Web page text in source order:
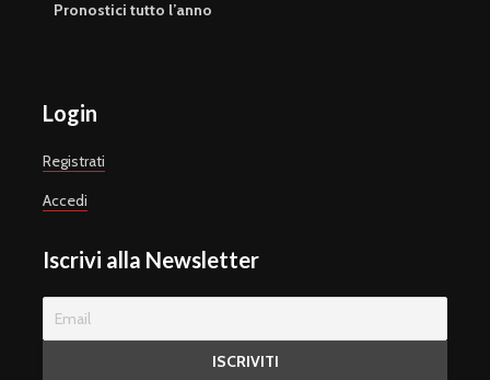
Pronostici tutto l’anno
Login
Registrati
Accedi
Iscrivi alla Newsletter